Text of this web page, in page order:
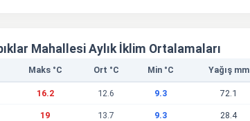
Mahallesi Aylık İklim Ortalamaları
Maks °C Ort °C Min °C Yağış mm
16.2 12.6 9.3 72.1
19 13.7 9.3 28.4